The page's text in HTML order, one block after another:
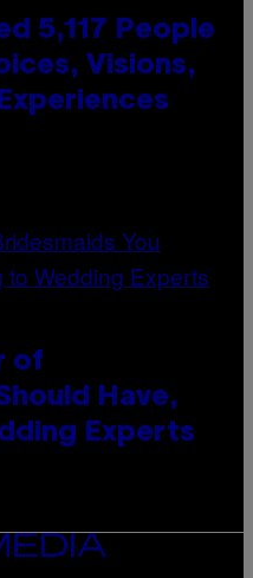
5,117 People
Visions,
of
Have,
Experts